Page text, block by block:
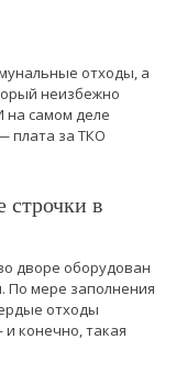
отходы, а
неизбежно
на самом деле
плата за ТКО
в
дворе оборудован
По мере заполнения
отходы
конечно, такая